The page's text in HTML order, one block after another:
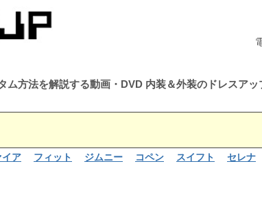
ム方法を解説する動画・DVD 内装＆外装のドレスアッ
イア フィット ジムニー コペン スイフト セレナ